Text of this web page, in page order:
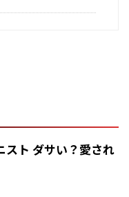
スト ダサい？愛され